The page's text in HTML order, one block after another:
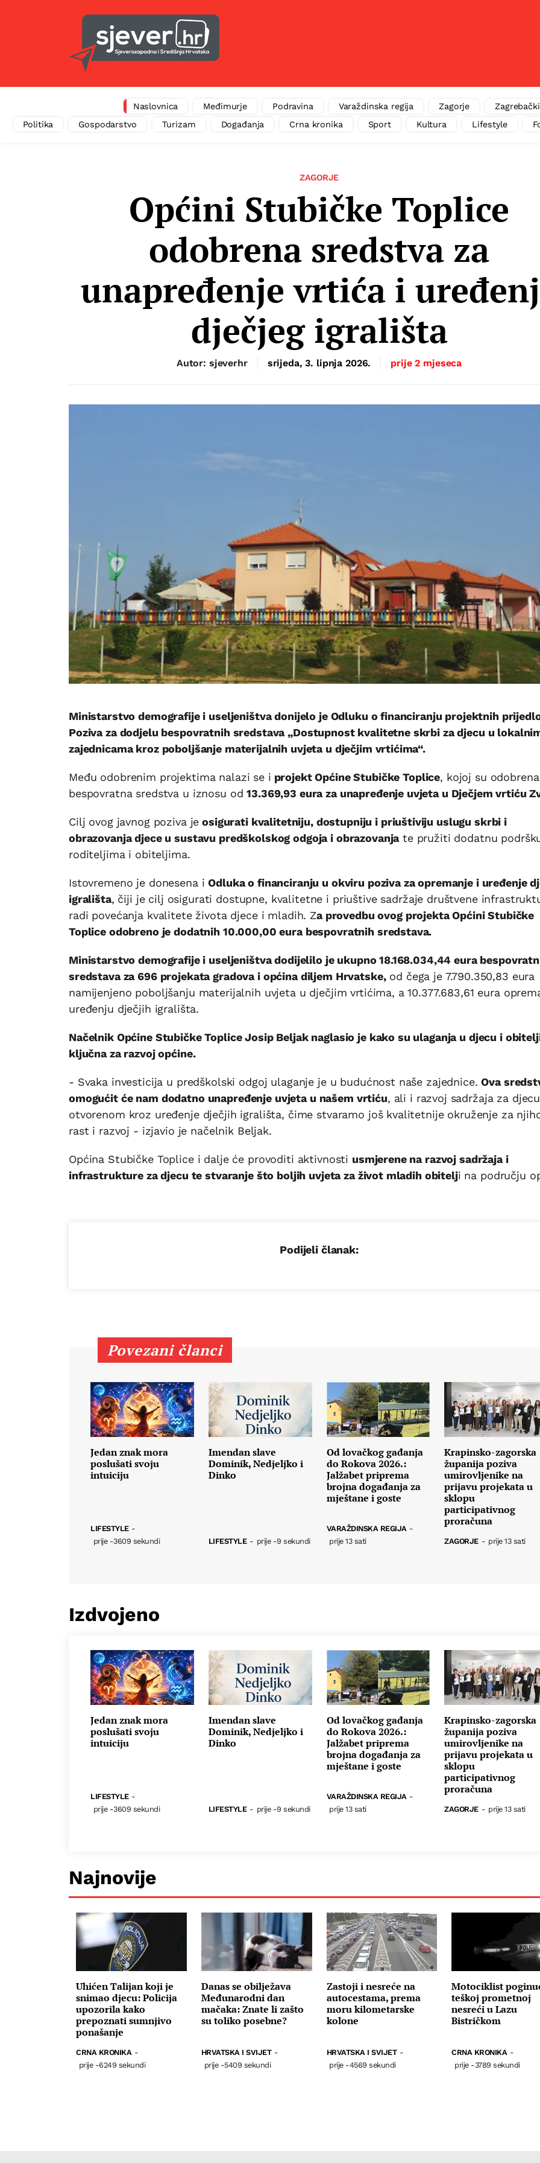
Naslovnica Međimurje Podravina Varaždinska regija Zagorje
Politika
Gospodarstvo Turizam Događanja Crna kronika Sport Kultura Lifestyle
ZAGORJE
Općini Stubičke Toplice
odobrena sredstva za
unapređenje vrtića i
dječjeg igrališta
Autor: sjeverhr srijeda, 3. lipnja 2026. prije 2 mjeseca
Ministarstvo demografije i useljeništva donijelo je Odluku o financiranju projektnih
Poziva za dodjelu bespovratnih sredstava „Dostupnost kvalitetne skrbi za djecu u
zajednicama kroz poboljšanje materijalnih uvjeta u dječjim vrtićima“.
Među odobrenim projektima nalazi se i projekt Općine Stubičke Toplice, kojoj su odobrena
bespovratna sredstva u iznosu od13.369,93 eura za unapređenje uvjeta u Dječjem vrtiću
Cilj ovog javnog poziva je osigurati kvalitetniju, dostupniju i priuštiviju uslugu skrbi i
obrazovanja djece u sustavu predškolskog odgoja i obrazovanjate pružiti dodatnu
roditeljima i obiteljima.
Istovremeno je donesena iOdluka o financiranju u okviru poziva za opremanje i uređenje
igrališta, čiji je cilj osigurati dostupne, kvalitetne i priuštive sadržaje društvene
radi povećanja kvalitete života djece i mladih. Za provedbu ovog projekta Općini Stubičke
Toplice odobreno je dodatnih 10.000,00 eura bespovratnih sredstava.
Ministarstvo demografije i useljeništva dodijelilo je ukupno 18.168.034,44 eura
sredstava za 696 projekata gradova i općina diljem Hrvatske,od čega je 7.790.350,83 eura
namijenjeno poboljšanju materijalnih uvjeta u dječjim vrtićima, a 10.377.683,61 eura
uređenju dječjih igrališta.
Načelnik Općine Stubičke Toplice Josip Beljak naglasio je kako su ulaganja u djecu i
ključna za razvoj općine.
- Svaka investicija u predškolski odgoj ulaganje je u budućnost naše zajednice.Ova
omogućit će nam dodatno unapređenje uvjeta u našem vrtiću, ali i razvoj sadržaja za
otvorenom kroz uređenje dječjih igrališta, čime stvaramo još kvalitetnije okruženje za
rast i razvoj - izjavio je načelnik Beljak.
Općina Stubičke Toplice i dalje će provoditi aktivnosti usmjerene na razvoj sadržaja i
infrastrukture za djecu te stvaranje što boljih uvjeta za život mladih obitelji na području
Podijeli članak:
Povezani članci
Jedan znak mora
poslušati svoju
intuiciju
LIFESTYLE -
prije -3609 sekundi
Imendan slave
Dominik, Nedjeljko i
Dinko
LIFESTYLE - prije -9 sekundi
Od lovačkog gađanja
do Rokova 2026.:
Jalžabet priprema
brojna događanja za
mještane i goste
VARAŽDINSKA REGIJA -
prije 13 sati
Krapinsko-zagorska
županija poziva
umirovljenike na
prijavu projekata u
sklopu
participativnog
proračuna
ZAGORJE - prije 13 sati
Izdvojeno
Jedan znak mora
poslušati svoju
intuiciju
LIFESTYLE -
prije -3609 sekundi
Imendan slave
Dominik, Nedjeljko i
Dinko
LIFESTYLE - prije -9 sekundi
Od lovačkog gađanja
do Rokova 2026.:
Jalžabet priprema
brojna događanja za
mještane i goste
VARAŽDINSKA REGIJA -
prije 13 sati
Krapinsko-zagorska
županija poziva
umirovljenike na
prijavu projekata u
sklopu
participativnog
proračuna
ZAGORJE - prije 13 sati
Najnovije
Uhićen Talijan koji je
snimao djecu: Policija
upozorila kako
prepoznati sumnjivo
ponašanje
CRNA KRONIKA -
prije -6249 sekundi
Danas se obilježava
Međunarodni dan
mačaka: Znate li zašto
su toliko posebne?
HRVATSKA I SVIJET -
prije -5409 sekundi
Zastoji i nesreće na
autocestama, prema
moru kilometarske
kolone
HRVATSKA I SVIJET -
prije -4569 sekundi
Motociklist
teškoj prometnoj
nesreći u Lazu
Bistričkom
CRNA KRONIKA -
prije -3789 sekundi